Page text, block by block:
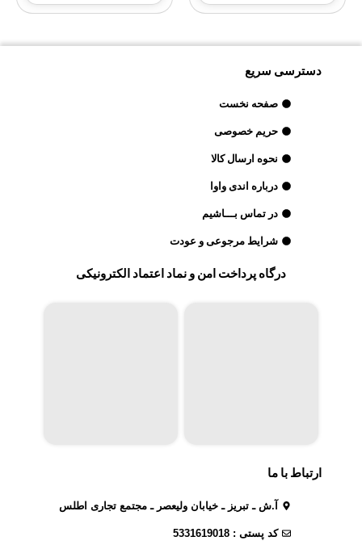
دسترسی سریع
صفحه نخست
حریم خصوصی
نحوه ارسال کالا
درباره اندی واوا
در تماس بـــاشیم
شرایط مرجوعی و عودت
درگاه پرداخت امن و نماد اعتماد الکترونیکی
ارتباط با ما
آ.ش ـ تبریز ـ خیابان ولیعصر ـ مجتمع تجاری اطلس
کد پستی : 5331619018